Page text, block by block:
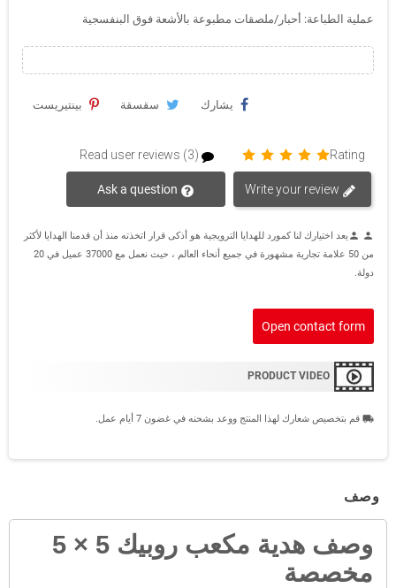
عملية الطباعة: أحبار/ملصقات مطبوعة بالأشعة فوق البنفسجية
يشارك سقسقة بينتيريست
Rating
person
person يعد اختيارك لنا كمورد للهدايا الترويجية هو أذكى قرار اتخذته منذ أن قدمنا الهدايا لأكثر
من 50 علامة تجارية مشهورة في جميع أنحاء العالم ، حيث نعمل مع 37000 عميل في 20
دولة.
Open contact form
PRODUCT VIDEO
local_shipping قم بتخصيص شعارك لهذا المنتج ووعد بشحنه في غضون 7 أيام عمل.
وصف
وصف هدية مكعب روبيك 5 × 5
مخصصة